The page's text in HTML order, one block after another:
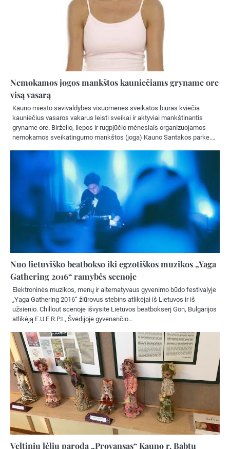
Nemokamos jogos mankštos kauniečiams gryname ore
visą vasarą
Kauno miesto savivaldybės visuomenės sveikatos biuras kviečia
kauniečius vasaros vakarus leisti sveikai ir aktyviai mankštinantis
gryname ore. Birželio, liepos ir rugpjūčio mėnesiais organizuojamos
nemokamos sveikatingumo mankštos (joga) Kauno Santakos parke.…
Nuo lietuviško beatbokso iki egzotiškos muzikos „Yaga
Gathering 2016“ ramybės scenoje
Elektroninės muzikos, menų ir alternatyvaus gyvenimo būdo festivalyje
„Yaga Gathering 2016“ žiūrovus stebins atlikėjai iš Lietuvos ir iš
užsienio. Chillout scenoje išvysite Lietuvos beatbokserį Gon, Bulgarijos
atlikėją E.U.E.R.P.I., Švedijoje gyvenančio…
Veltinių lėlių paroda „Provansas“ Kauno r. Babtų